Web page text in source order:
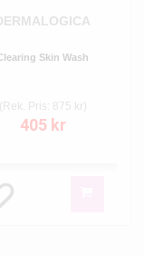
Skin Wash
(Rek. Pris: 875 kr)
405 kr